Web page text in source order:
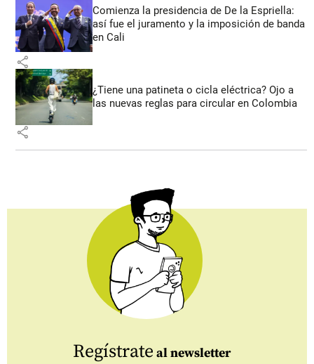
Comienza la presidencia de De la Espriella:
así fue el juramento y la imposición de banda
en Cali
share
¿Tiene una patineta o cicla eléctrica? Ojo a
las nuevas reglas para circular en Colombia
share
Regístrate al newsletter